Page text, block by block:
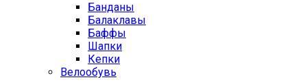
Банданы
Балаклавы
Баффы
Шапки
Кепки
Велообувь